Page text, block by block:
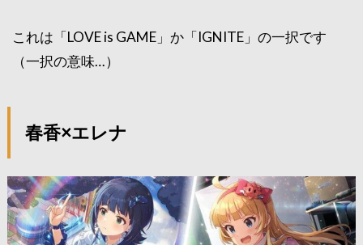
これは「LOVE is GAME」か「IGNITE」の一択です
（一択の意味…）
春香×エレナ